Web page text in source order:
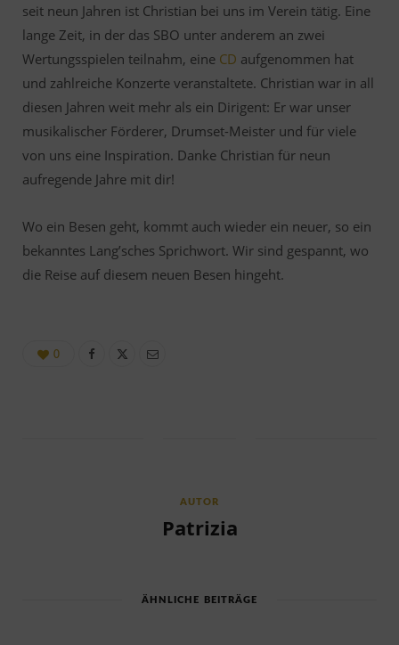
seit neun Jahren ist Christian bei uns im Verein tätig. Eine
lange Zeit, in der das SBO unter anderem an zwei
Wertungsspielen teilnahm, eine CD aufgenommen hat
und zahlreiche Konzerte veranstaltete. Christian war in all
diesen Jahren weit mehr als ein Dirigent: Er war unser
musikalischer Förderer, Drumset-Meister und für viele
von uns eine Inspiration. Danke Christian für neun
aufregende Jahre mit dir!
Wo ein Besen geht, kommt auch wieder ein neuer, so ein
bekanntes Lang’sches Sprichwort. Wir sind gespannt, wo
die Reise auf diesem neuen Besen hingeht.
0
AUTOR
Patrizia
ÄHNLICHE BEITRÄGE